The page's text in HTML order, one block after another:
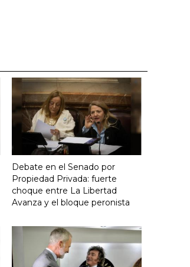
Debate en el Senado por
Propiedad Privada: fuerte
choque entre La Libertad
Avanza y el bloque peronista